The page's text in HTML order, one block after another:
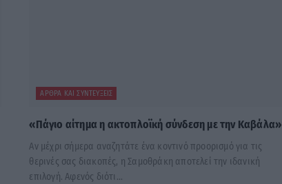
ΆΡΘΡΑ ΚΑΙ ΣΥΝΤΕΎΞΕΙΣ
«Πάγιο αίτημα η ακτοπλοϊκή σύνδεση με την Καβάλα»
Αν μέχρι σήμερα αναζητάτε ένα κοντινό προορισμό για τις
θερινές σας διακοπές, η Σαμοθράκη αποτελεί την ιδανική
επιλογή. Αφενός διότι...